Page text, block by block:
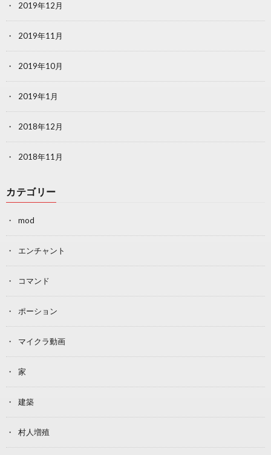
2019年12月
2019年11月
2019年10月
2019年1月
2018年12月
2018年11月
カテゴリー
mod
エンチャント
コマンド
ポーション
マイクラ動画
家
建築
村人増殖